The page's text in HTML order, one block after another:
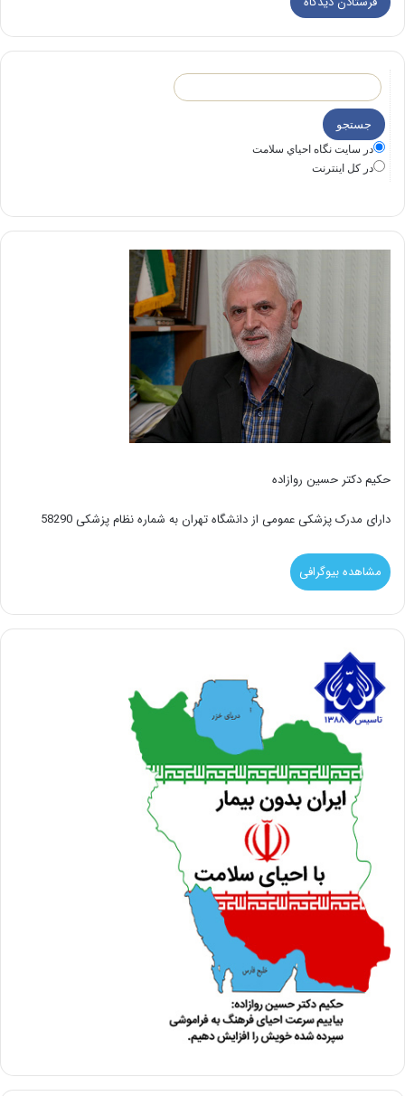
در سايت نگاه احياي سلامت
در كل اينترنت
حکیم دکتر حسین روازاده
دارای مدرک پزشکی عمومی از دانشگاه تهران به شماره نظام پزشکی 58290
مشاهده بیوگرافی